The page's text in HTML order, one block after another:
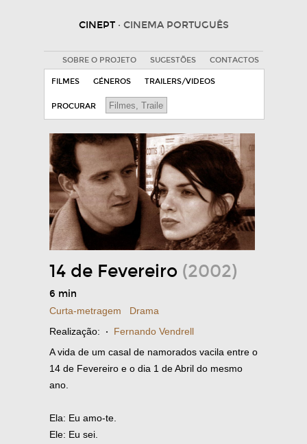
CINEPT · CINEMA PORTUGUÊS
SOBRE O PROJETO SUGESTÕES CONTACTOS
FILMES GÉNEROS TRAILERS/VIDEOS
PROCURAR
14 de Fevereiro (2002)
6 min
Curta-metragem
Drama
Realização: · Fernando Vendrell
A vida de um casal de namorados vacila entre o
14 de Fevereiro e o dia 1 de Abril do mesmo
ano.
Ela: Eu amo-te.
Ele: Eu sei.